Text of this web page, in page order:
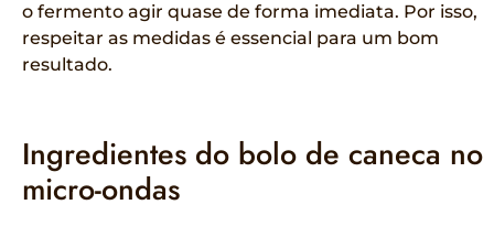
o fermento agir quase de forma imediata. Por isso,
respeitar as medidas é essencial para um bom
resultado.
Ingredientes do bolo de caneca no
micro-ondas